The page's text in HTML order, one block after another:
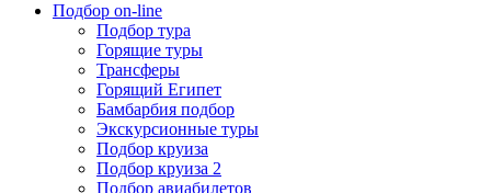
Подбор on-line
Подбор тура
Горящие туры
Трансферы
Горящий Египет
Бамбарбия подбор
Экскурсионные туры
Подбор круиза
Подбор круиза 2
Подбор авиабилетов